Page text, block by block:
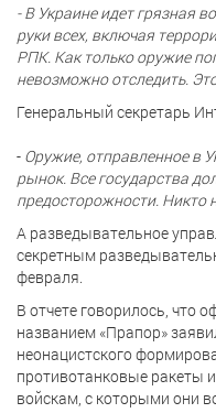
- В Украине идет грязная
руки всех, включая
РПК. Как только оружие
невозможно отследить.
Генеральный секретарь
- Оружие, отправленное в
рынок. Все государства
предосторожности. Никто
А разведывательное
секретным
февраля.
В отчете говорилось, что
названием «Прапор»
неонацистского
противотанковые ракеты
войскам, с которыми они